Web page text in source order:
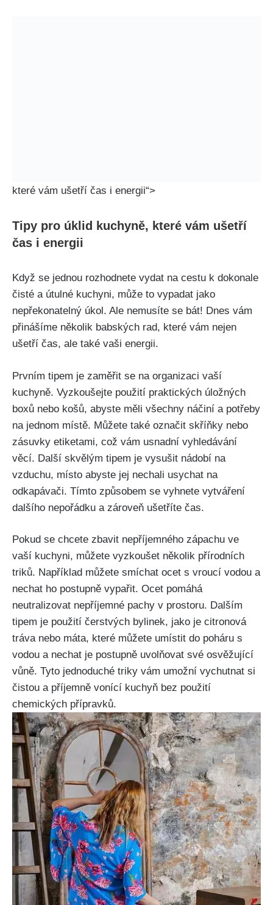
které vám ušetří čas i energii“>
Tipy pro⁢ úklid kuchyně, které vám ušetří
čas i energii
Když se⁢ jednou rozhodnete vydat‌ na cestu k ⁣dokonale
čisté a útulné kuchyni, může to vypadat jako
nepřekonatelný úkol. Ale‍ nemusíte se bát! Dnes vám
přinášíme ​několik babských rad, které vám‍ nejen
ušetří čas, ale také vaši⁣ energii.
Prvním tipem ‌je zaměřit se na organizaci ‍vaší
kuchyně. Vyzkoušejte použití praktických úložných
boxů nebo košů, abyste měli všechny náčiní a potřeby
na jednom místě. Můžete také označit skříňky nebo
zásuvky etiketami, což vám usnadní vyhledávání
věcí. Další skvělým tipem je vysušit nádobí na⁢
vzduchu, ‌místo abyste jej nechali ⁢usychat‍ na
odkapávači. Tímto způsobem se vyhnete​ vytváření‌
dalšího nepořádku a zároveň ušetříte čas.
Pokud se chcete zbavit ​nepříjemného zápachu ve
vaší kuchyni, můžete vyzkoušet několik přírodních
triků. Například můžete smíchat ocet⁢ s vroucí vodou a‍
nechat ho postupně vypařit. Ocet pomáhá
neutralizovat nepříjemné pachy v ⁤prostoru. Dalším
tipem⁣ je ⁤použití čerstvých bylinek, jako je citronová‌
tráva ​nebo máta, které můžete umístit do⁢ poháru⁣ s ​
vodou⁢ a nechat je postupně uvolňovat své osvěžující⁤
vůně.⁤ Tyto jednoduché triky vám ‍umožní vychutnat si
čistou‍ a příjemně vonící kuchyň bez použití
chemických přípravků.